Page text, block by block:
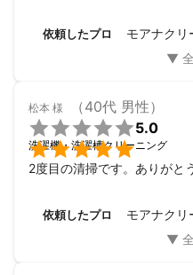
安心してお任せすることが
せながらビフォーアフター
とについても、わざわざお
りに感心しました。
仕上がりも想像以上で、洗濯
大変満足しています。
依頼したプロ モアナクリ
松本 様 （40代 男性）


5.0
洗濯機・洗濯槽クリーニング
2度目の清掃です。ありがと
依頼したプロ モアナクリ